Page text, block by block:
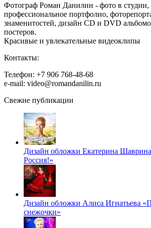
Фотограф Роман Данилин - фото в студии,
профессиональное портфолио,
знаменитостей, дизайн CD и DVD
постеров.
Красивые и увлекательные видеоклипы
Контакты:
Телефон: +7 906 768-48-68
e-mail: video@romandanilin.ru
Свежие публикации
Дизайн обложки Екатерина
Россия!»
Дизайн обложки Алиса Игнатьева
снежочки»